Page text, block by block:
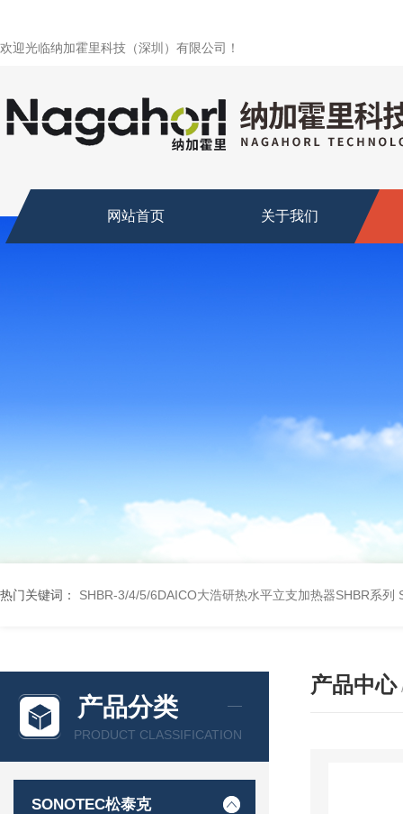
欢迎光临纳加霍里科技（深圳）有限公司！
网站首页 关于我们
热门关键词： SHBR-3/4/5/6DAICO大浩研热水平立支加热器SHBR系列
产品分类
PRODUCT CLASSIFICATION
SONOTEC松泰克
产品中心